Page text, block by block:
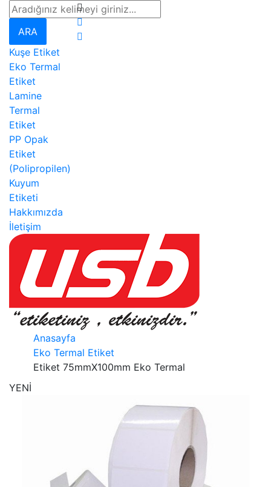
ARA
Kuşe Etiket
Eko Termal
Etiket
Lamine
Termal
Etiket
PP Opak
Etiket
(Polipropilen)
Kuyum
Etiketi
Hakkımızda
İletişim
Anasayfa
Eko Termal Etiket
Etiket 75mmX100mm Eko Termal
YENİ